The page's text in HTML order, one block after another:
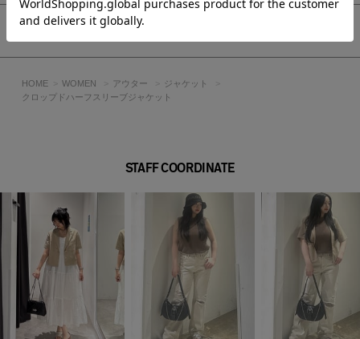
透け感：なし
裏 地：なし
伸縮性：なし
光沢感：なし
■BLK モデル身長：172cm、着用サイズ：Mサイズ
※画像の商品はサンプルです。実際の商品と仕様、加工が若干
異なる場合があります。
※画像の商品は光の照射や角度、お使いのモニター環境によ
り、実物と色味が異なる場合がございます。
※着用、お取り扱いの際は、アテンションタグをご確認くださ
い。
HOME WOMEN アウター
ジャケット
クロップドハーフスリーブジャケット
STAFF COORDINATE